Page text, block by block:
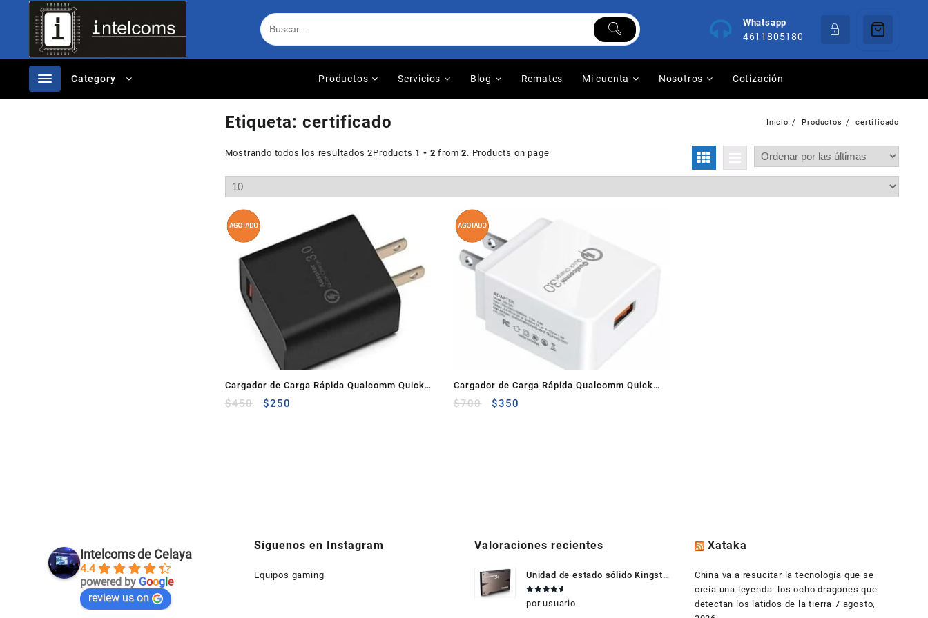
contenido
Whatsapp
4611805180
Category Productos Servicios Blog Remates Mi cuenta Nosotros Cotización
Etiqueta: certificado Inicio Productos certificado
Mostrando todos los resultados 2Products 1 - 2 from2. Products on page
Cargador de Carga Rápida Qualcomm Quick
Charge 3.0 Negro
$450 $250
Cargador de Carga Rápida Qualcomm Quick
Charge 3.0
$700 $350
Intelcoms de Celaya
4.4
powered by Google
review us on
Síguenos en Instagram
Equipos gaming
Valoraciones recientes
Unidad de estado sólido Kingston
HyperX 3K 240GB
en5 de 5
por usuario
Xataka
China va a resucitar la tecnología que se
creía una leyenda: los ocho dragones que
detectan los latidos de la tierra 7 agosto,